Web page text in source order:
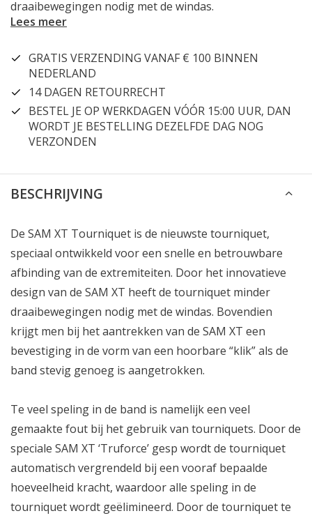
draaibewegingen nodig met de windas.
Lees meer
GRATIS VERZENDING VANAF € 100 BINNEN
NEDERLAND
14 DAGEN RETOURRECHT
BESTEL JE OP WERKDAGEN VÓÓR 15:00 UUR, DAN
WORDT JE BESTELLING DEZELFDE DAG NOG
VERZONDEN
BESCHRIJVING
De SAM XT Tourniquet is de nieuwste tourniquet,
speciaal ontwikkeld voor een snelle en betrouwbare
afbinding van de extremiteiten. Door het innovatieve
design van de SAM XT heeft de tourniquet minder
draaibewegingen nodig met de windas. Bovendien
krijgt men bij het aantrekken van de SAM XT een
bevestiging in de vorm van een hoorbare “klik” als de
band stevig genoeg is aangetrokken.
Te veel speling in de band is namelijk een veel
gemaakte fout bij het gebruik van tourniquets. Door de
speciale SAM XT ‘Truforce’ gesp wordt de tourniquet
automatisch vergrendeld bij een vooraf bepaalde
hoeveelheid kracht, waardoor alle speling in de
tourniquet wordt geëlimineerd. Door de tourniquet te